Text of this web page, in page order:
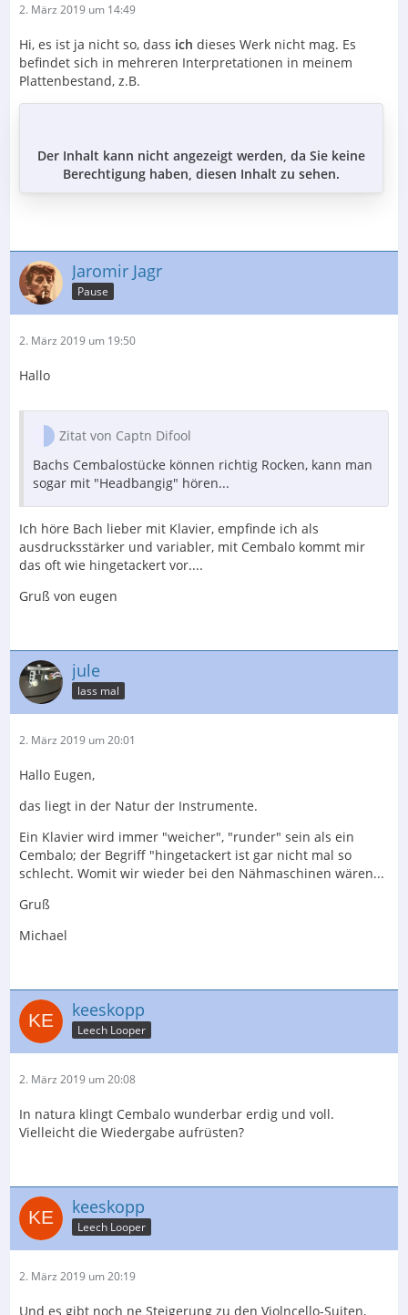
2. März 2019 um 14:49
Hi, es ist ja nicht so, dass ich dieses Werk nicht mag. Es
befindet sich in mehreren Interpretationen in meinem
Plattenbestand, z.B.
Der Inhalt kann nicht angezeigt werden, da Sie keine
Berechtigung haben, diesen Inhalt zu sehen.
Jaromir Jagr
Pause
2. März 2019 um 19:50
Hallo
Zitat von Captn Difool
Bachs Cembalostücke können richtig Rocken, kann man
sogar mit "Headbangig" hören...
Ich höre Bach lieber mit Klavier, empfinde ich als
ausdrucksstärker und variabler, mit Cembalo kommt mir
das oft wie hingetackert vor....
Gruß von eugen
jule
lass mal
2. März 2019 um 20:01
Hallo Eugen,
das liegt in der Natur der Instrumente.
Ein Klavier wird immer "weicher", "runder" sein als ein
Cembalo; der Begriff "hingetackert ist gar nicht mal so
schlecht. Womit wir wieder bei den Nähmaschinen wären...
Gruß
Michael
keeskopp
Leech Looper
2. März 2019 um 20:08
In natura klingt Cembalo wunderbar erdig und voll.
Vielleicht die Wiedergabe aufrüsten?
keeskopp
Leech Looper
2. März 2019 um 20:19
Und es gibt noch ne Steigerung zu den Violncello-Suiten,